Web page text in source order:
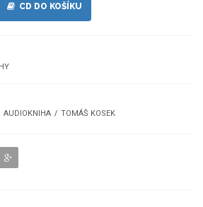
CD DO KOŠÍKU
AUDIOKNIHA TOMÁŠ KOSEK